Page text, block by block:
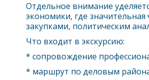
Отдельное внимание
экономики, где значительная
закупками, политическим
Что входит в экскурсию:
* сопровождение
* маршрут по деловым